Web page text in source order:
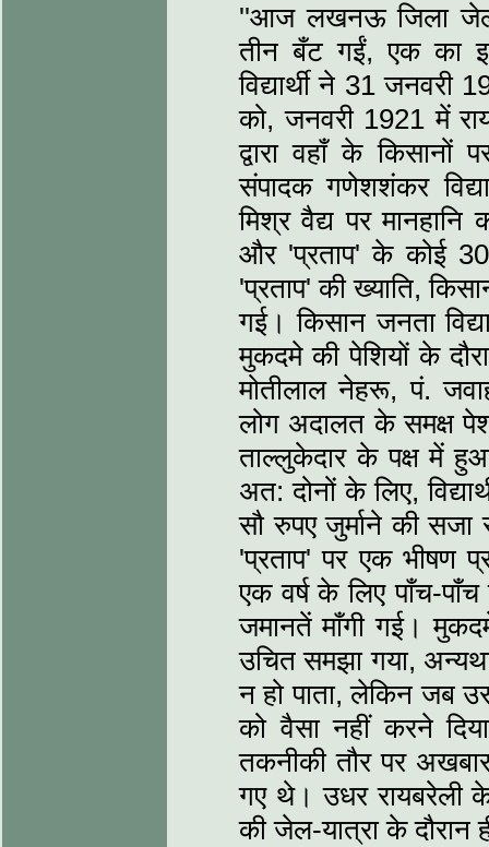
''आज लखनऊ जिला जेल में
तीन बँट गईं, एक का
विद्यार्थी ने 31 जनवरी
को, जनवरी 1921 में
द्वारा वहाँ के
संपादक गणेशशंकर
मिश्र वैद्य पर
और 'प्रताप' के कोई
'प्रताप' की ख्‍याति,
गई। किसान जनता
मुकदमे की पेशियों के
मोतीलाल नेहरू, पं.
लोग अदालत के समक्ष
ताल्‍लुकेदार के पक्ष में
अत: दोनों के लिए,
सौ रुपए जुर्माने की सजा
'प्रताप' पर एक भीषण
एक वर्ष के लिए पाँच-
जमानतें माँगी गई।
उचित समझा गया, अन्‍यथा
न हो पाता, लेकिन जब
को वैसा नहीं करने
तकनीकी तौर पर
गए थे। उधर रायबरेली
की जेल-यात्रा के दौरान